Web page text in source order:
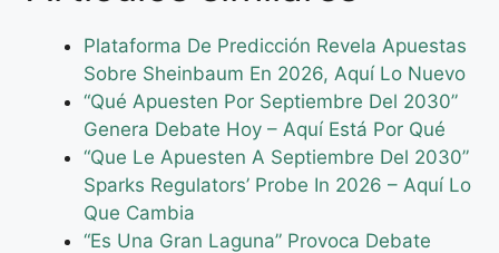
Plataforma De Predicción Revela Apuestas
Sobre Sheinbaum En 2026, Aquí Lo Nuevo
“Qué Apuesten Por Septiembre Del 2030”
Genera Debate Hoy – Aquí Está Por Qué
“Que Le Apuesten A Septiembre Del 2030”
Sparks Regulators’ Probe In 2026 – Aquí Lo
Que Cambia
“Es Una Gran Laguna” Provoca Debate